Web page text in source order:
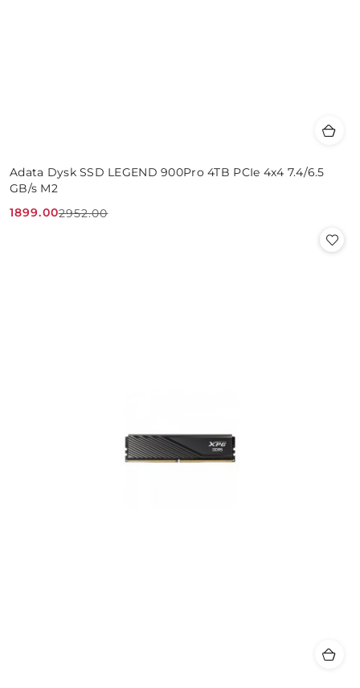
Adata Dysk SSD LEGEND 900Pro 4TB PCIe 4x4 7.4/6.5
GB/s M2
Cena
1899.00
Cena
2952.00